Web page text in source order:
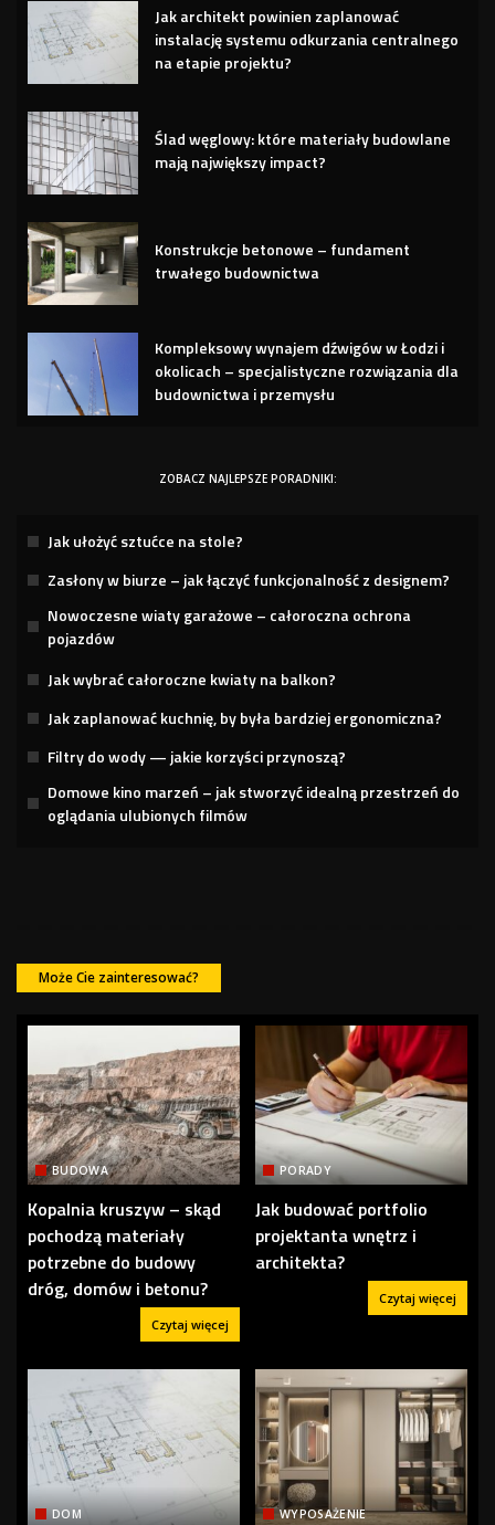
Jak architekt powinien zaplanować
instalację systemu odkurzania centralnego
na etapie projektu?
Ślad węglowy: które materiały budowlane
mają największy impact?
Konstrukcje betonowe – fundament
trwałego budownictwa
Kompleksowy wynajem dźwigów w Łodzi i
okolicach – specjalistyczne rozwiązania dla
budownictwa i przemysłu
ZOBACZ NAJLEPSZE PORADNIKI:
Jak ułożyć sztućce na stole?
Zasłony w biurze – jak łączyć funkcjonalność z designem?
Nowoczesne wiaty garażowe – całoroczna ochrona
pojazdów
Jak wybrać całoroczne kwiaty na balkon?
Jak zaplanować kuchnię, by była bardziej ergonomiczna?
Filtry do wody — jakie korzyści przynoszą?
Domowe kino marzeń – jak stworzyć idealną przestrzeń do
oglądania ulubionych filmów
Może Cie zainteresować?
BUDOWA
Kopalnia kruszyw – skąd
pochodzą materiały
potrzebne do budowy
dróg, domów i betonu?
Czytaj więcej
PORADY
Jak budować portfolio
projektanta wnętrz i
architekta?
Czytaj więcej
DOM WYPOSAŻENIE